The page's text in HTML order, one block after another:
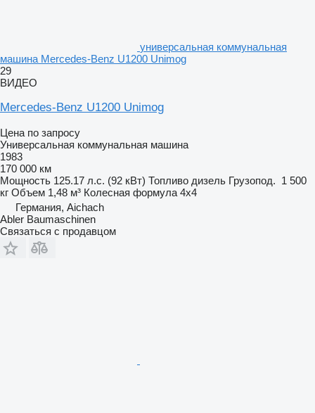
универсальная коммунальная
машина Mercedes-Benz U1200 Unimog
29
ВИДЕО
Mercedes-Benz U1200 Unimog
Цена по запросу
Универсальная коммунальная машина
1983
170 000 км
Мощность 125.17 л.с. (92 кВт) Топливо дизель Грузопод. 1 500
кг Объем 1,48 м³ Колесная формула 4x4
Германия, Aichach
Abler Baumaschinen
Связаться с продавцом